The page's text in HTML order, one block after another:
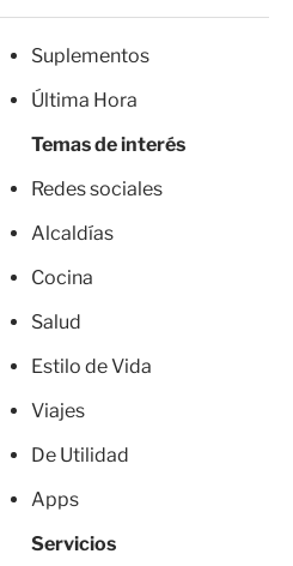
Suplementos
Última Hora
Temas de interés
Redes sociales
Alcaldías
Cocina
Salud
Estilo de Vida
Viajes
De Utilidad
Apps
Servicios